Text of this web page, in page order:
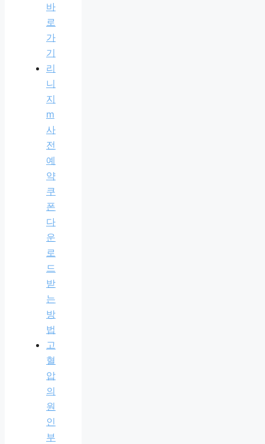
바
로
가
기
리
니
지
m
사
전
예
약
쿠
폰
다
운
로
드
받
는
방
법
고
혈
압
의
원
인
부